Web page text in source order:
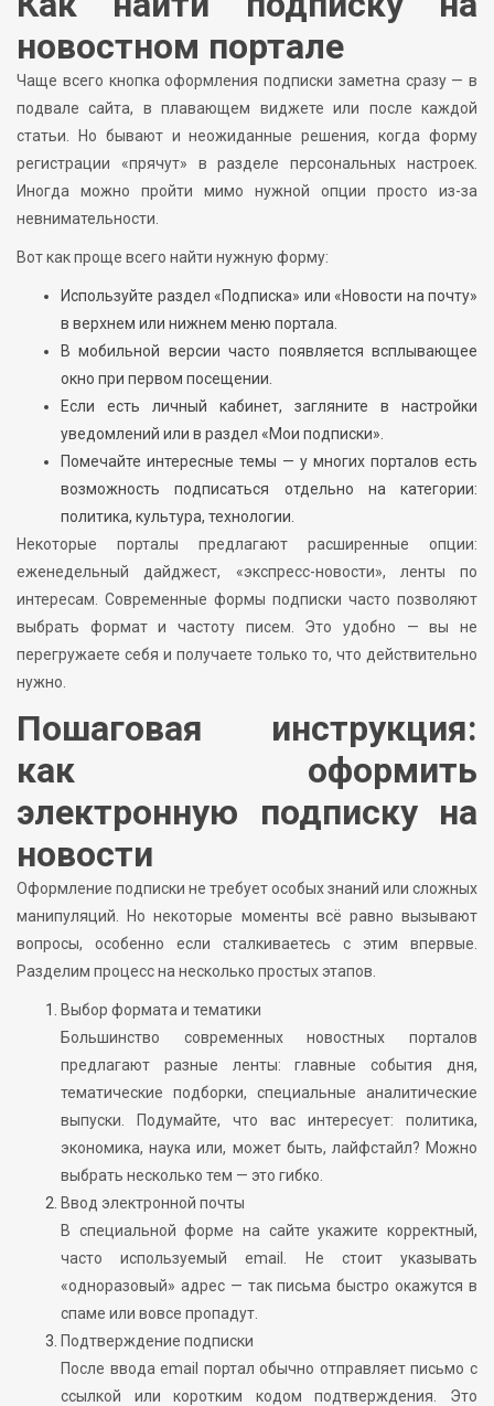
новостном портале
Чаще всего кнопка оформления подписки заметна сразу — в
подвале сайта, в плавающем виджете или после каждой
статьи. Но бывают и неожиданные решения, когда форму
регистрации «прячут» в разделе персональных настроек.
Иногда можно пройти мимо нужной опции просто из-за
невнимательности.
Вот как проще всего найти нужную форму:
Используйте раздел «Подписка» или «Новости на почту»
в верхнем или нижнем меню портала.
В мобильной версии часто появляется всплывающее
окно при первом посещении.
Если есть личный кабинет, загляните в настройки
уведомлений или в раздел «Мои подписки».
Помечайте интересные темы — у многих порталов есть
возможность подписаться отдельно на категории:
политика, культура, технологии.
Некоторые порталы предлагают расширенные опции:
еженедельный дайджест, «экспресс-новости», ленты по
интересам. Современные формы подписки часто позволяют
выбрать формат и частоту писем. Это удобно — вы не
перегружаете себя и получаете только то, что действительно
нужно.
Пошаговая инструкция:
как оформить
электронную подписку на
новости
Оформление подписки не требует особых знаний или сложных
манипуляций. Но некоторые моменты всё равно вызывают
вопросы, особенно если сталкиваетесь с этим впервые.
Разделим процесс на несколько простых этапов.
Выбор формата и тематики
Большинство современных новостных порталов
предлагают разные ленты: главные события дня,
тематические подборки, специальные аналитические
выпуски. Подумайте, что вас интересует: политика,
экономика, наука или, может быть, лайфстайл? Можно
выбрать несколько тем — это гибко.
Ввод электронной почты
В специальной форме на сайте укажите корректный,
часто используемый email. Не стоит указывать
«одноразовый» адрес — так письма быстро окажутся в
спаме или вовсе пропадут.
Подтверждение подписки
После ввода email портал обычно отправляет письмо с
ссылкой или коротким кодом подтверждения. Это